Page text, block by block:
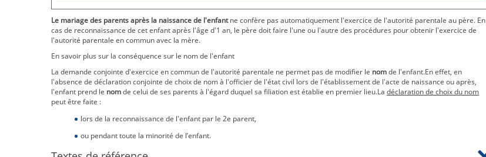
Le mariage des parents après la naissance de l'enfantne confère pas automatiquement l'exercice de l'autorité parentale au père. En
cas de reconnaissance de cet enfant après l'âge d'1 an, le père doit faire l'une ou l'autre des procédures pour obtenir l'exercice de
l'autorité parentale en commun avec la mère.
En savoir plus sur la conséquence sur le nom de l'enfant
La demande conjointe d'exercice en commun de l'autorité parentale ne permet pas de modifier le nomde l'enfant.En effet, en
l'absence de déclaration conjointe de choix de nom à l'officier de l'état civil lors de l'établissement de l'acte de naissance ou après,
l'enfant prend le nomde celui de ses parents à l'égard duquel sa filiation est établie en premier lieu.La déclaration de choix du nom
peut être faite :
lors de la reconnaissance de l'enfant par le 2e parent,
ou pendant toute la minorité de l’enfant.